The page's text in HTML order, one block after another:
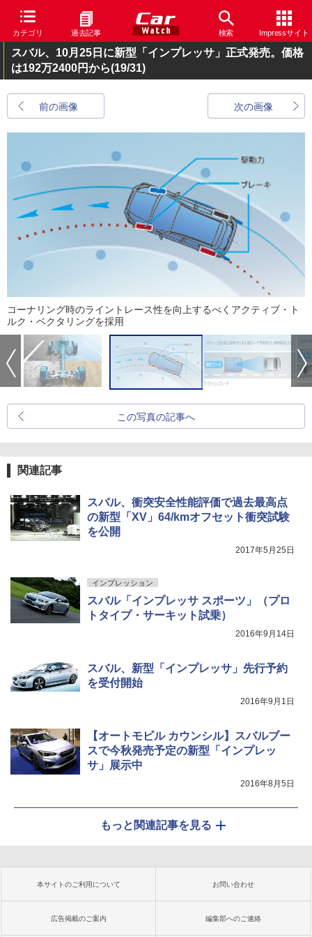
カテゴリ 過去記事 検索 Impressサイト
スバル、10月25日に新型「インプレッサ」正式発売。価格
は192万2400円から(19/31)
前の画像 次の画像
コーナリング時のライントレース性を向上するべくアクティブ・ト
ルク・ベクタリングを採用
この写真の記事へ
関連記事
スバル、衝突安全性能評価で過去最高点
の新型「XV」64/kmオフセット衝突試験
を公開
2017年5月25日
インプレッション
スバル「インプレッサ スポーツ」（プロ
トタイプ・サーキット試乗）
2016年9月14日
スバル、新型「インプレッサ」先行予約
を受付開始
2016年9月1日
【オートモビル カウンシル】スバルブー
スで今秋発売予定の新型「インプレッ
サ」展示中
2016年8月5日
もっと関連記事を見る
本サイトのご利用について お問い合わせ
広告掲載のご案内 編集部へのご連絡